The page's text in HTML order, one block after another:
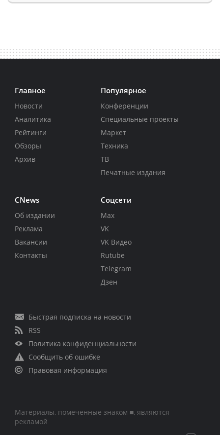
Главное
Новости
Аналитика
Рейтинги
Обзоры
Архив
Популярное
Конференции
Специальные проекты
Маркет
Техника
ТВ
Печатные издания
CNews
Об издании
Реклама
Вакансии
Контакты
Соцсети
Max
VK
VK Видео
Rutube
Telegram
Дзен
Быстрая подписка на новости
RSS
Политика конфиденциальности
Сообщить об ошибке
Правовая информация
Материалы, помеченные знаком ■, являются
рекламой